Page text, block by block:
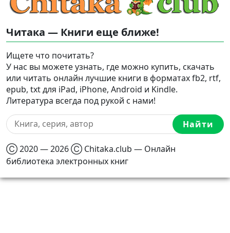
Читака — Книги еще ближе!
Ищете что почитать?
У нас вы можете узнать, где можно купить, скачать
или читать онлайн лучшие книги в форматах fb2, rtf,
epub, txt для iPad, iPhone, Android и Kindle.
Литература всегда под рукой с нами!
Найти
Ⓒ 2020 — 2026 Ⓒ Chitaka.club — Онлайн
библиотека электронных книг